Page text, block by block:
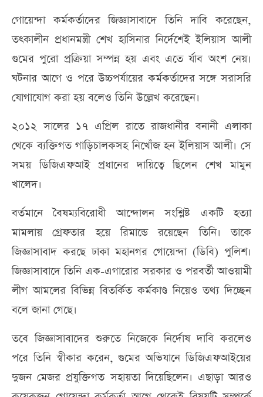
গোয়েন্দা কর্মকর্তাদের জিজ্ঞাসাবাদে তিনি দাবি করেছেন,
তৎকালীন প্রধানমন্ত্রী শেখ হাসিনার নির্দেশেই ইলিয়াস আলী
গুমের পুরো প্রক্রিয়া সম্পন্ন হয় এবং এতে র্যাব অংশ নেয়।
ঘটনার আগে ও পরে উচ্চপর্যায়ের কর্মকর্তাদের সঙ্গে সরাসরি
যোগাযোগ করা হয় বলেও তিনি উল্লেখ করেছেন।
২০১২ সালের ১৭ এপ্রিল রাতে রাজধানীর বনানী এলাকা
থেকে ব্যক্তিগত গাড়িচালকসহ নিখোঁজ হন ইলিয়াস আলী। সে
সময় ডিজিএফআই প্রধানের দায়িত্বে ছিলেন শেখ মামুন
খালেদ।
বর্তমানে বৈষম্যবিরোধী আন্দোলন সংশ্লিষ্ট একটি হত্যা
মামলায় গ্রেফতার হয়ে রিমান্ডে রয়েছেন তিনি। তাকে
জিজ্ঞাসাবাদ করছে ঢাকা মহানগর গোয়েন্দা (ডিবি) পুলিশ।
জিজ্ঞাসাবাদে তিনি এক-এগারোর সরকার ও পরবর্তী আওয়ামী
লীগ আমলের বিভিন্ন বিতর্কিত কর্মকাণ্ড নিয়েও তথ্য দিচ্ছেন
বলে জানা গেছে।
তবে জিজ্ঞাসাবাদের শুরুতে নিজেকে নির্দোষ দাবি করলেও
পরে তিনি স্বীকার করেন, গুমের অভিযানে ডিজিএফআইয়ের
দুজন মেজর প্রযুক্তিগত সহায়তা দিয়েছিলেন। এছাড়া আরও